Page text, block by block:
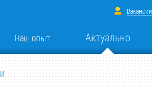
Вакансии
Наш опыт Актуально